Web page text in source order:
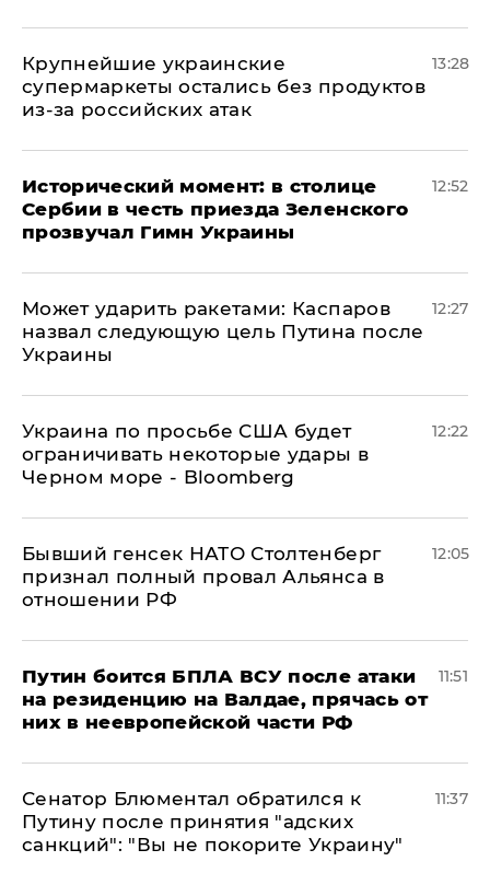
Крупнейшие украинские
супермаркеты остались без продуктов
из-за российских атак
13:28
Исторический момент: в столице
Сербии в честь приезда Зеленского
прозвучал Гимн Украины
12:52
Может ударить ракетами: Каспаров
назвал следующую цель Путина после
Украины
12:27
Украина по просьбе США будет
ограничивать некоторые удары в
Черном море - Bloomberg
12:22
Бывший генсек НАТО Столтенберг
признал полный провал Альянса в
отношении РФ
12:05
Путин боится БПЛА ВСУ после атаки
на резиденцию на Валдае, прячась от
них в неевропейской части РФ
11:51
Сенатор Блюментал обратился к
Путину после принятия "адских
санкций": "Вы не покорите Украину"
11:37